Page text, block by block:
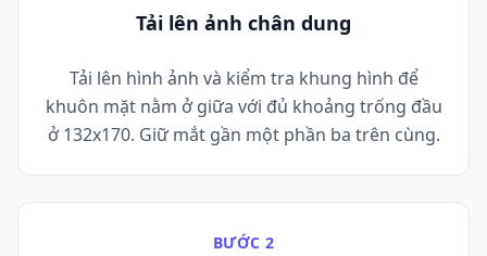
Tải lên ảnh chân dung
Tải lên hình ảnh và kiểm tra khung hình để
khuôn mặt nằm ở giữa với đủ khoảng trống đầu
ở 132x170. Giữ mắt gần một phần ba trên cùng.
BƯỚC 2